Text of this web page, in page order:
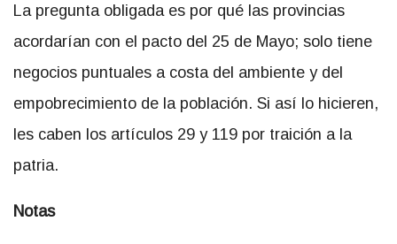
La pregunta obligada es por qué las provincias
acordarían con el pacto del 25 de Mayo; solo tiene
negocios puntuales a costa del ambiente y del
empobrecimiento de la población. Si así lo hicieren,
les caben los artículos 29 y 119 por traición a la
patria.
Notas